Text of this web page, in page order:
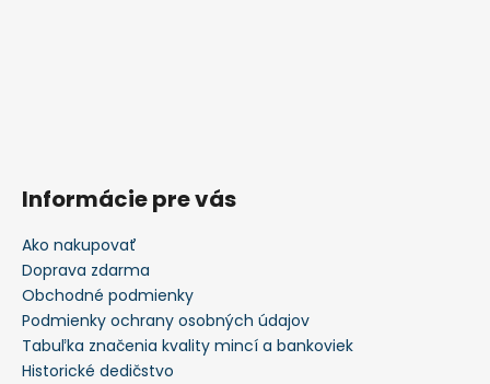
Informácie pre vás
Ako nakupovať
Doprava zdarma
Obchodné podmienky
Podmienky ochrany osobných údajov
Tabuľka značenia kvality mincí a bankoviek
Historické dedičstvo